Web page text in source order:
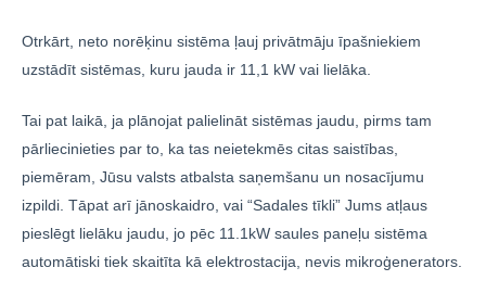
Otrkārt, neto norēķinu sistēma ļauj privātmāju īpašniekiem
uzstādīt sistēmas, kuru jauda ir 11,1 kW vai lielāka.
Tai pat laikā, ja plānojat palielināt sistēmas jaudu, pirms tam
pārliecinieties par to, ka tas neietekmēs citas saistības,
piemēram, Jūsu valsts atbalsta saņemšanu un nosacījumu
izpildi. Tāpat arī jānoskaidro, vai “Sadales tīkli” Jums atļaus
pieslēgt lielāku jaudu, jo pēc 11.1kW saules paneļu sistēma
automātiski tiek skaitīta kā elektrostacija, nevis mikroģenerators.